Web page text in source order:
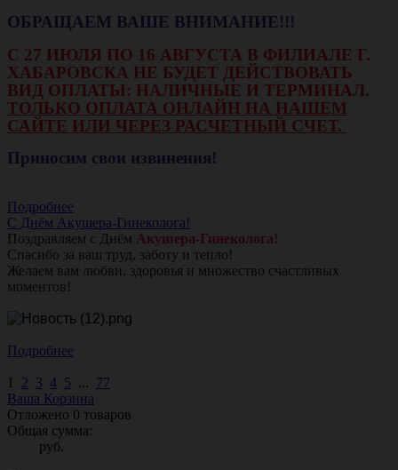
ОБРАЩАЕМ ВАШЕ ВНИМАНИЕ!!!
С 27 ИЮЛЯ ПО 16 АВГУСТА В ФИЛИАЛЕ Г.
ХАБАРОВСКА НЕ БУДЕТ ДЕЙСТВОВАТЬ
ВИД ОПЛАТЫ: НАЛИЧНЫЕ И ТЕРМИНАЛ.
ТОЛЬКО ОПЛАТА ОНЛАЙН НА НАШЕМ
САЙТЕ ИЛИ ЧЕРЕЗ РАСЧЕТНЫЙ СЧЕТ.
Приносим свои извинения!
Подробнее
С Днём Акушера-Гинеколога!
Поздравляем с Днём Акушера-Гинеколога!
Спасибо за ваш труд, заботу и тепло!
Желаем вам любви, здоровья и множество счастливых
моментов!
Подробнее
1 2 3 4 5 ... 77
Ваша Корзина
Отложено 0 товаров
Общая сумма:
руб.